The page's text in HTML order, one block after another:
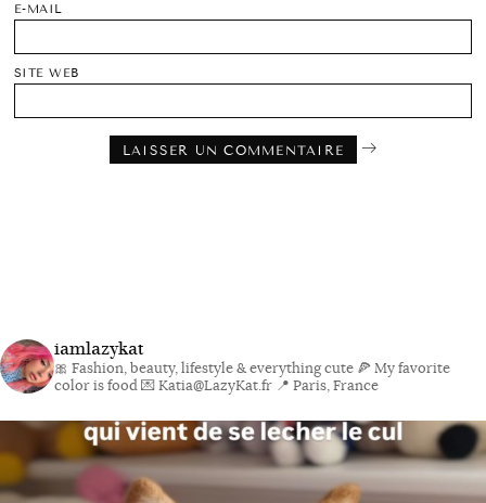
E-MAIL
SITE WEB
iamlazykat
🎀 Fashion, beauty, lifestyle & everything cute 🍕 My favorite
color is food💌 Katia@LazyKat.fr 📍 Paris, France